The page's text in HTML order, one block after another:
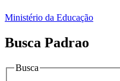
Ministério da Educação
Busca Padrao
Busca